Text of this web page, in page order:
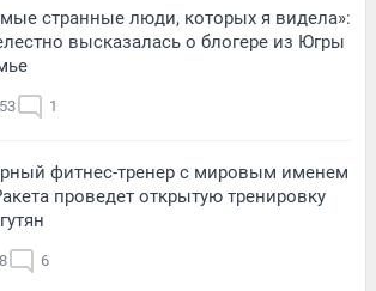
странные люди, которых я видела»:
высказалась о блогере из Югры
1
фитнес-тренер с мировым именем
проведет открытую тренировку
6